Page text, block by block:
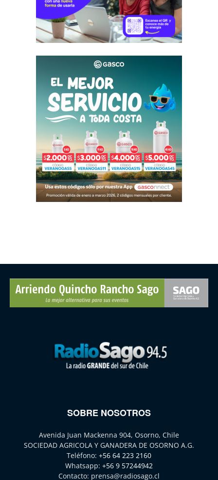
SOBRE NOSOTROS
Avenida Juan Mackenna 904, Osorno, Chile
SOCIEDAD AGRICOLA Y GANADERA DE OSORNO A.G.
Teléfono: +56 64 223 2160
Whatsapp: +56 9 57244942
Contacto: prensa@radiosago.cl